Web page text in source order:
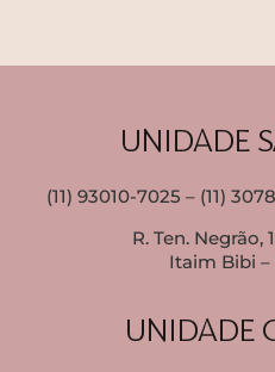
UNIDADE
(11) 93010-7025 – (11)
R. Ten. Negrão,
Itaim Bibi –
UNIDADE